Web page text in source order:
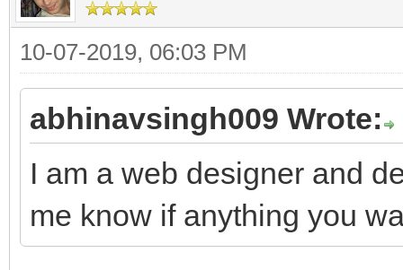
10-07-2019, 06:03 PM
abhinavsingh009 Wrote:
I am a web designer and
me know if anything you